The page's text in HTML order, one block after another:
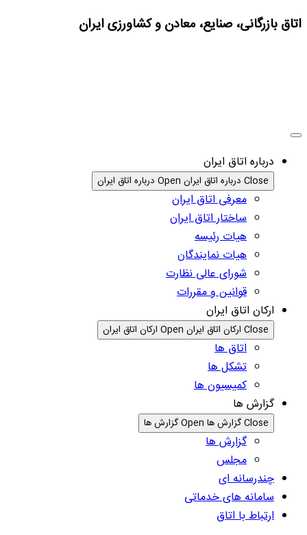
اتاق بازرگانی، صنایع، معادن و کشاورزی ایران
درباره اتاق ایران
Close درباره اتاق ایران Open درباره اتاق ایران
معرفی اتاق ایران
ساختار اتاق ایران
هیات رئیسه
هیات نمایندگان
شورای عالی نظارت
قوانین و مقررات
ارکان اتاق ایران
Close ارکان اتاق ایران Open ارکان اتاق ایران
اتاق ها
تشکل ها
کمیسیون ها
گزارش ها
Close گزارش ها Open گزارش ها
گزارش ها
مجلس
چندرسانه ای
سامانه های خدماتی
ارتباط با اتاق